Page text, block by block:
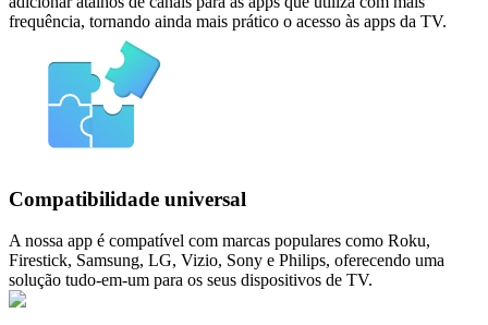
frequência, tornando ainda mais prático o acesso às apps da TV.
Compatibilidade universal
A nossa app é compatível com marcas populares como Roku,
Firestick, Samsung, LG, Vizio, Sony e Philips, oferecendo uma
solução tudo-em-um para os seus dispositivos de TV.